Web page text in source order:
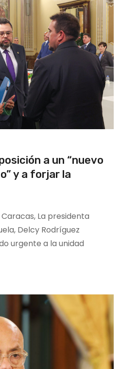
a un “nuevo
y a forjar la
La presidenta
Delcy Rodríguez
urgente a la unidad